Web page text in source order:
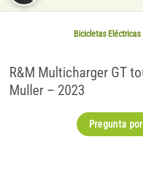
Bicicletas Eléctricas
R&M Multicharger GT
Muller – 2023
Pregunta